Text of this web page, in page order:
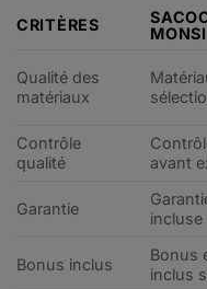
CRITÈRES
Qualité des
matériaux
Contrôle
qualité
avant
Garantie
incluse
Bonus inclus
Bonus
inclus